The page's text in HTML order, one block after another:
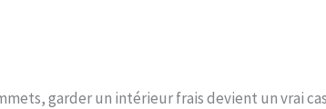
garder un intérieur frais devient un vrai